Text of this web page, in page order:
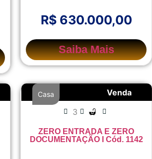
R$ 630.000,00
Saiba Mais
Venda
Casa
3
ZERO ENTRADA E ZERO
DOCUMENTAÇÃO I Cód. 1142